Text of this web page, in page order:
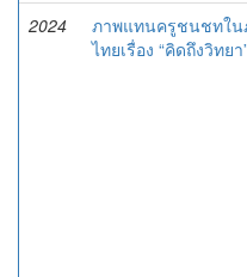
2024
ภาพแทนครูชนชทใน
ไทยเรื่อง “คิดถึงวิทยา